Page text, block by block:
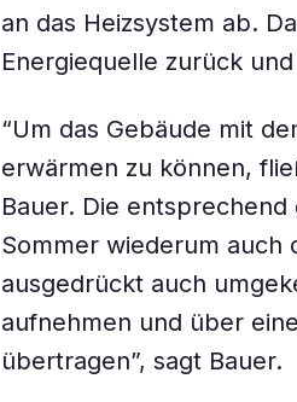
an das Heizsystem ab.
Energiequelle zurück
“Um das Gebäude mit
erwärmen zu können,
Bauer. Die
Sommer wiederum auch
ausgedrückt auch
aufnehmen und über
übertragen”, sagt Bauer.